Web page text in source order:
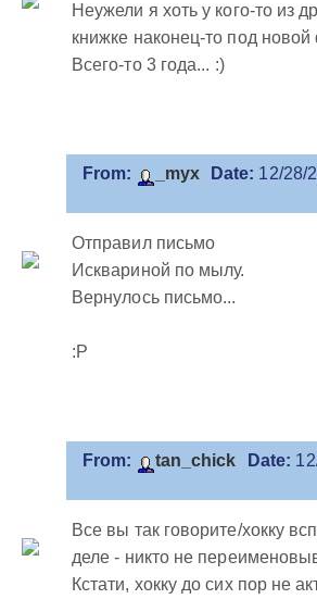
Неужели я хоть у кого-то из
книжке наконец-то под
Всего-то 3 года... :)
From: _myx Date: 12/28/
Отправил письмо
Исквариной по мылу.
Вернулось письмо...
:P
From: tan_chick Date:
Все вы так говорите/хокку
деле - никто не
Кстати, хокку до сих пор не